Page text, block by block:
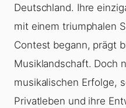
Deutschland. Ihre
mit einem triumphalen
Contest begann, prägt
Musiklandschaft. Doch
musikalischen Erfolge,
Privatleben und ihre